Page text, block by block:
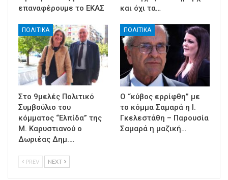
επαναφέρουμε το ΕΚΑΣ
και όχι τα…
ΠΟΛΙΤΙΚΑ
Στο 9μελές Πολιτικό
Συμβούλιο του
κόμματος “Ελπίδα” της
Μ. Καρυστιανού ο
Δωριέας Δημ.…
ΠΟΛΙΤΙΚΑ
Ο “κύβος ερρίφθη” με
το κόμμα Σαμαρά η Ι.
Γκελεστάθη – Παρουσία
Σαμαρά η μαζική…
PREV NEXT